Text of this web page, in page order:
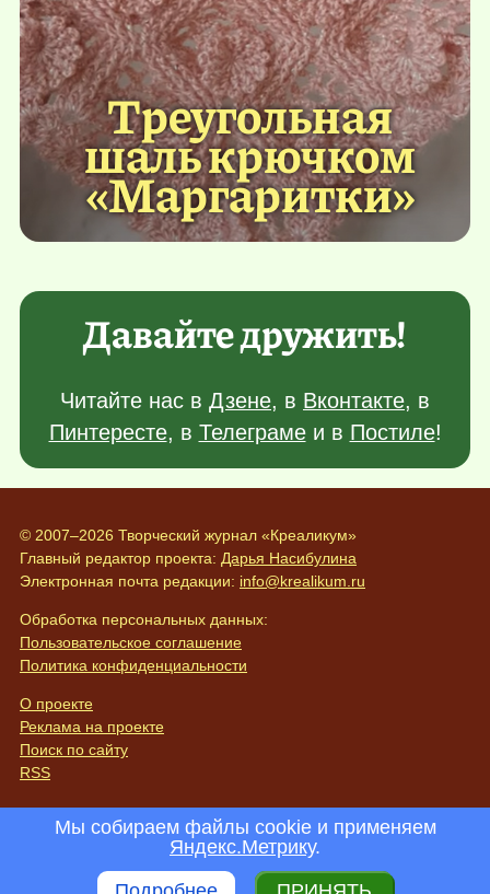
Треугольная
шаль крючком
«Маргаритки»
Давайте дружить!
Читайте нас в Дзене, в Вконтакте, в
Пинтересте, в Телеграмеи в Постиле!
© 2007–2026 Творческий журнал «Креаликум»
Главный редактор проекта: Дарья Насибулина
Электронная почта редакции: info@krealikum.ru
Обработка персональных данных:
Пользовательское соглашение
Политика конфиденциальности
О проекте
Реклама на проекте
Поиск по сайту
RSS
Мы собираем файлы cookie и применяем
Яндекс.Метрику.